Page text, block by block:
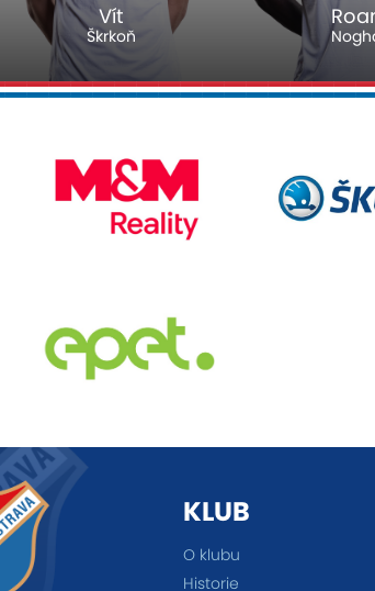
Vít
Škrkoň
KLUB
O klubu
Historie